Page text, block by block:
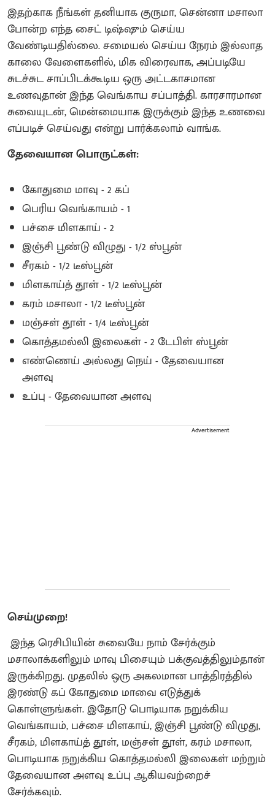
இதற்காக நீங்கள் தனியாக குருமா, சென்னா மசாலா
போன்ற எந்த சைட் டிஷ்ஷும் செய்ய
வேண்டியதில்லை. சமையல் செய்ய நேரம் இல்லாத
காலை வேளைகளில், மிக விரைவாக, அப்படியே
சுடச்சுட சாப்பிடக்கூடிய ஒரு அட்டகாசமான
உணவுதான் இந்த வெங்காய சப்பாத்தி. காரசாரமான
சுவையுடன், மென்மையாக இருக்கும் இந்த உணவை
எப்படிச் செய்வது என்று பார்க்கலாம் வாங்க.
தேவையான பொருட்கள்:
கோதுமை மாவு - 2 கப்
பெரிய வெங்காயம் - 1
பச்சை மிளகாய் - 2
இஞ்சி பூண்டு விழுது - 1/2 ஸ்பூன்
சீரகம் - 1/2 டீஸ்பூன்
மிளகாய்த் தூள் - 1/2 டீஸ்பூன்
கரம் மசாலா - 1/2 டீஸ்பூன்
மஞ்சள் தூள் - 1/4 டீஸ்பூன்
கொத்தமல்லி இலைகள் - 2 டேபிள் ஸ்பூன்
எண்ணெய் அல்லது நெய் - தேவையான
அளவு
உப்பு - தேவையான அளவு
Advertisement
செய்முறை!
இந்த ரெசிபியின் சுவையே நாம் சேர்க்கும்
மசாலாக்களிலும் மாவு பிசையும் பக்குவத்திலும்தான்
இருக்கிறது. முதலில் ஒரு அகலமான பாத்திரத்தில்
இரண்டு கப் கோதுமை மாவை எடுத்துக்
கொள்ளுங்கள். இதோடு பொடியாக நறுக்கிய
வெங்காயம், பச்சை மிளகாய், இஞ்சி பூண்டு விழுது,
சீரகம், மிளகாய்த் தூள், மஞ்சள் தூள், கரம் மசாலா,
பொடியாக நறுக்கிய கொத்தமல்லி இலைகள் மற்றும்
தேவையான அளவு உப்பு ஆகியவற்றைச்
சேர்க்கவும்.